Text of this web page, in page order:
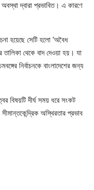
অবস্থা দ্বারা প্রভাবিত। এ কারণে
হয়েছে সেটি হলো ‘অবৈধ
তালিকা থেকে বাদ দেওয়া হয়। যা
নির্বাচনকে বাংলাদেশের জন্য
বিষয়টি দীর্ঘ সময় ধরে সংকট
সীমান্তকেন্দ্রিক অস্থিরতার প্রভাব